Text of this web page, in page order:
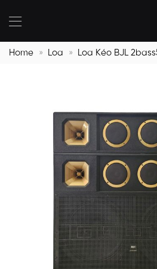
qua
dungHome » Loa » Loa Kéo BJL